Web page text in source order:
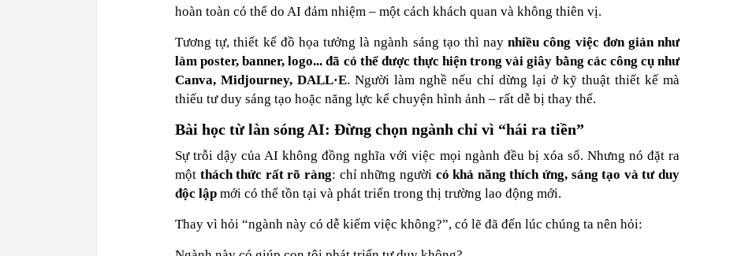
hoàn toàn có thể do AI đảm nhiệm – một cách khách quan và không thiên vị.
Tương tự, thiết kế đồ họa tưởng là ngành sáng tạo thì naynhiều công việc đơn giản như
làm poster, banner, logo... đã có thể được thực hiện trong vài giây bằng các công cụ như
Canva, Midjourney, DALL·E. Người làm nghề nếu chỉ dừng lại ở kỹ thuật thiết kế mà
thiếu tư duy sáng tạo hoặc năng lực kể chuyện hình ảnh – rất dễ bị thay thế.
Bài học từ làn sóng AI: Đừng chọn ngành chỉ vì “hái ra tiền”
Sự trỗi dậy của AI không đồng nghĩa với việc mọi ngành đều bị xóa sổ. Nhưng nó đặt ra
một thách thức rất rõ ràng: chỉ những người có khả năng thích ứng, sáng tạo và tư duy
độc lập mới có thể tồn tại và phát triển trong thị trường lao động mới.
Thay vì hỏi “ngành này có dễ kiếm việc không?”, có lẽ đã đến lúc chúng ta nên hỏi: